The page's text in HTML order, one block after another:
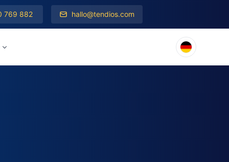
769 882 hallo@tendios.com